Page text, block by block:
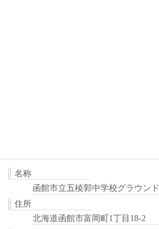
名称
函館市立五稜郭中学校グラウンド
住所
北海道函館市富岡町1丁目18-2